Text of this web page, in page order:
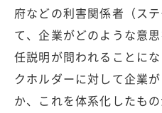
府などの利害関係者（ス
て、企業がどのような意
任説明が問われることに
クホルダーに対して企業
か、これを体系化したも